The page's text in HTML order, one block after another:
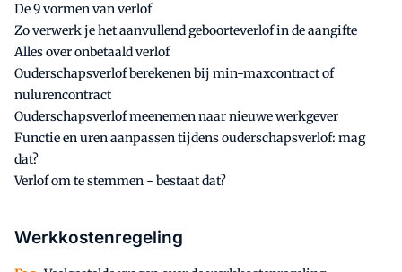
De 9 vormen van verlof
Zo verwerk je het aanvullend geboorteverlof in de aangifte
Alles over onbetaald verlof
Ouderschapsverlof berekenen bij min-maxcontract of
nulurencontract
Ouderschapsverlof meenemen naar nieuwe werkgever
Functie en uren aanpassen tijdens ouderschapsverlof: mag
dat?
Verlof om te stemmen - bestaat dat?
Werkkostenregeling